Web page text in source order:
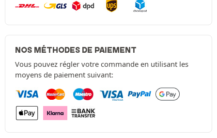
NOS MÉTHODES DE PAIEMENT
Vous pouvez régler votre commande en utilisant les
moyens de paiement suivant: